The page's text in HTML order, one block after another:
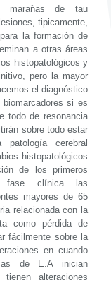
marañas de tau
tipicamente,
la formación de
a otras áreas
histopatológicos y
pero la mayor
el diagnóstico
si es
todo de resonancia
sobre todo estar
cerebral
histopatológicos
de los primeros
fase clínica las
mayores de 65
relacionada con la
como pérdida de
fácilmente sobre la
en cuando
de E.A inician
alteraciones